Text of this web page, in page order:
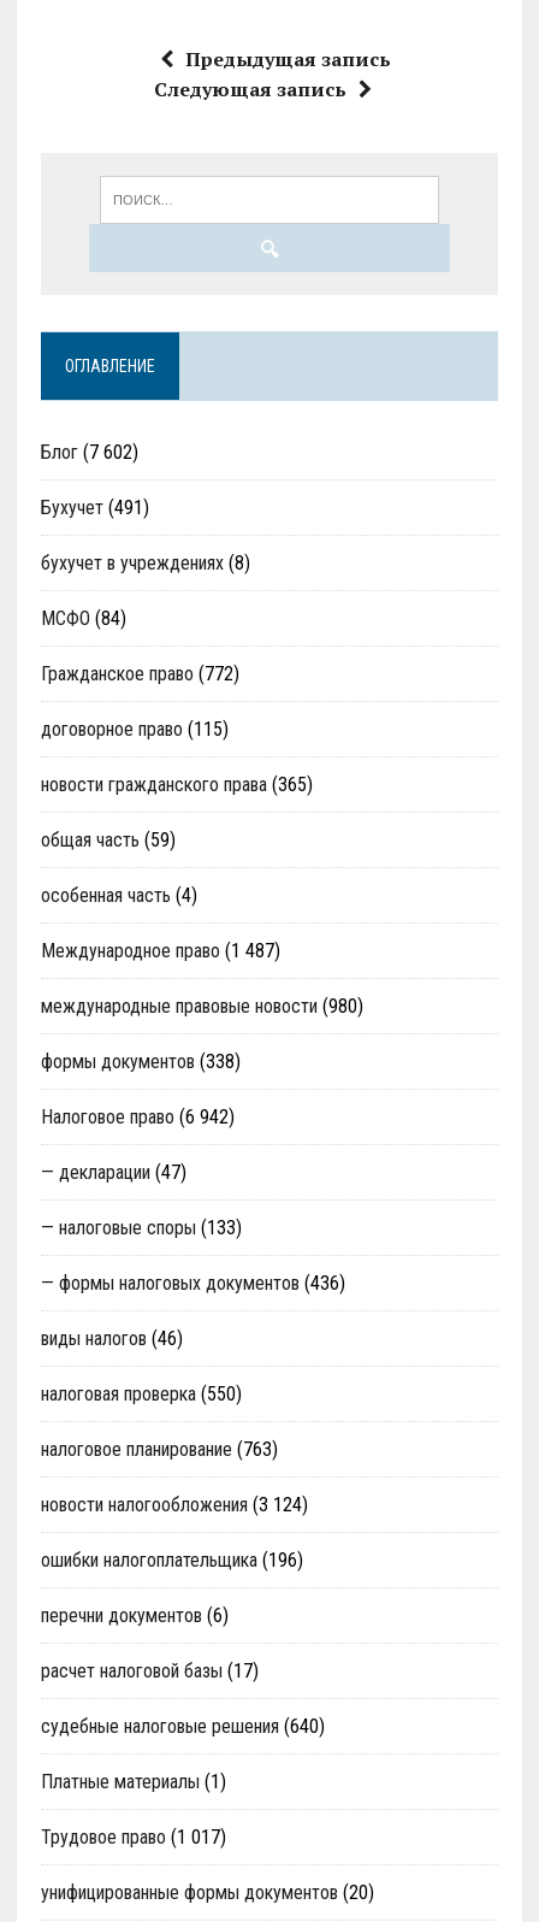
Предыдущая запись
Следующая запись
ОГЛАВЛЕНИЕ
Блог(7 602)
Бухучет(491)
бухучет в учреждениях(8)
МСФО (84)
Гражданское право (772)
договорное право (115)
новости гражданского права(365)
общая часть (59)
особенная часть (4)
Международное право (1 487)
международные правовые новости (980)
формы документов (338)
Налоговое право (6 942)
— декларации (47)
— налоговые споры (133)
— формы налоговых документов (436)
виды налогов (46)
налоговая проверка(550)
налоговое планирование (763)
новости налогообложения (3 124)
ошибки налогоплательщика(196)
перечни документов (6)
расчет налоговой базы (17)
судебные налоговые решения (640)
Платные материалы (1)
Трудовое право (1 017)
унифицированные формы документов (20)